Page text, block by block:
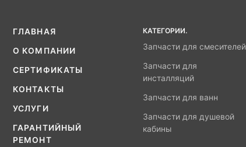
ГЛАВНАЯ
О КОМПАНИИ
СЕРТИФИКАТЫ
КОНТАКТЫ
УСЛУГИ
ГАРАНТИЙНЫЙ
РЕМОНТ
КАТЕГОРИИ.
Запчасти для смесителей
Запчасти для
инсталляций
Запчасти для ванн
Запчасти для душевой
кабины